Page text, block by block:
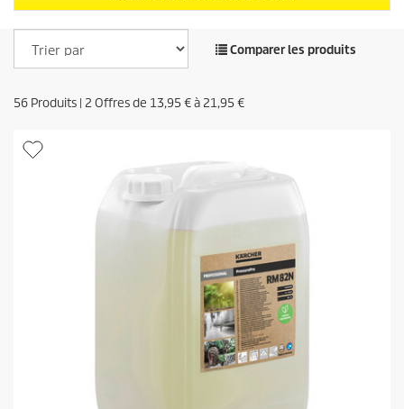
Comparer les produits
56 Produits | 2 Offres de 13,95 €à 21,95 €